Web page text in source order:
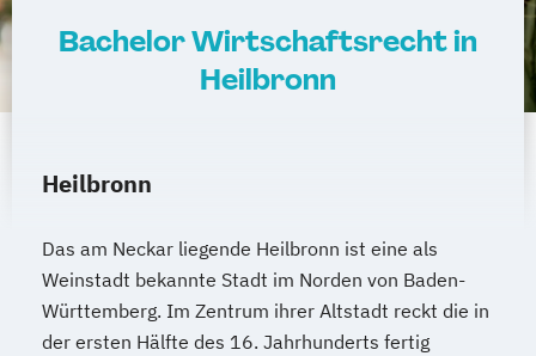
Bachelor Wirtschaftsrecht in
Heilbronn
Heilbronn
Das am Neckar liegende Heilbronn ist eine als
Weinstadt bekannte Stadt im Norden von Baden-
Württemberg. Im Zentrum ihrer Altstadt reckt die in
der ersten Hälfte des 16. Jahrhunderts fertig